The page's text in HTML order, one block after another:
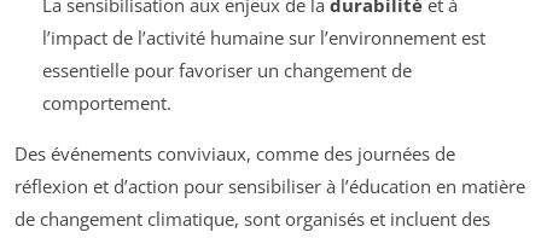
La sensibilisation aux enjeux de la durabilitéet à
l’impact de l’activité humaine sur l’environnement est
essentielle pour favoriser un changement de
comportement.
Des événements conviviaux, comme des journées de
réflexion et d’action pour sensibiliser à l’éducation en matière
de changement climatique, sont organisés et incluent des